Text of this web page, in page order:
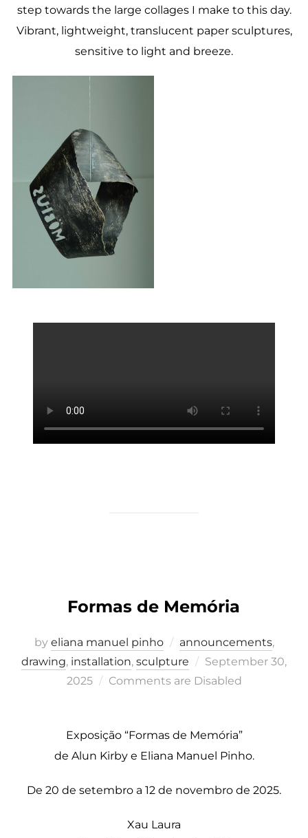
step towards the large collages I make to this day.
Vibrant, lightweight, translucent paper sculptures,
sensitive to light and breeze.
Formas de Memória
by eliana manuel pinho announcements,
drawing, installation, sculpture
Posted
on
September 30,
2025
Comments are Disabled
Exposição “Formas de Memória”
de Alun Kirby e Eliana Manuel Pinho.
De 20 de setembro a 12 de novembro de 2025.
Xau Laura